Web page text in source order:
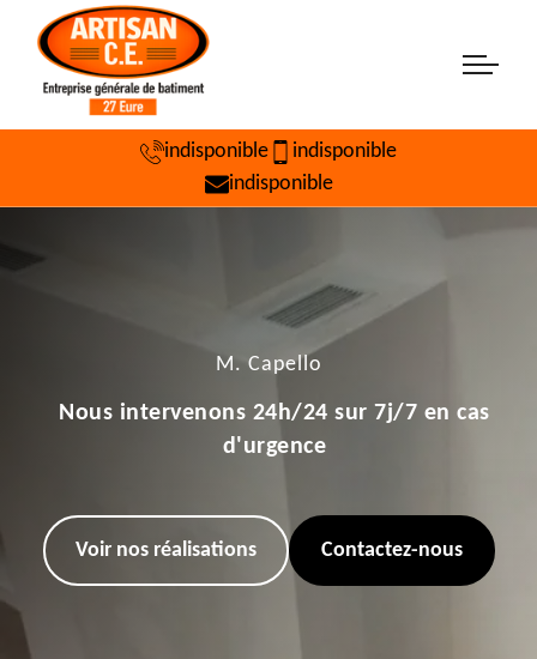
indisponible
indisponible
indisponible
M. Capello
Nous intervenons 24h/24 sur 7j/7 en cas
d'urgence
Voir nos réalisations Contactez-nous